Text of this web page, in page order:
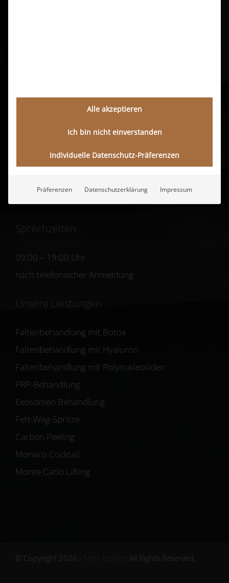
Klassische Dermatologie
Ästhetische Medizin
Medizinische Kosmetik
Sprechzeiten
09:00 – 19:00 Uhr
nach telefonischer Anmeldung
Unsere Leistungen
Faltenbehandlung mit Botox
Faltenbehandlung mit Hyaluron
Faltenbehandlung mit Polynukleotiden
PRP-Behandlung
Exosomen Behandlung
Fett-Weg-Spritze
Carbon Peeling
Monaco Cocktail
Monte Carlo Lifting
© Copyright 2026 - All Rights Reserved.
Alle akzeptieren
Ich bin nicht einverstanden
Individuelle Datenschutz-Präferenzen
Präferenzen Datenschutzerklärung Impressum